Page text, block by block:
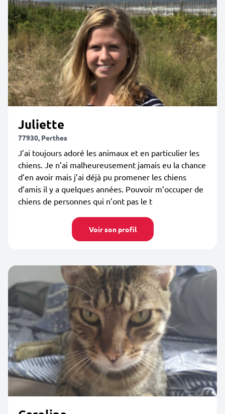
Juliette
77930, Perthes
J’ai toujours adoré les animaux et en particulier les
chiens. Je n’ai malheureusement jamais eu la chance
d’en avoir mais j’ai déjà pu promener les chiens
d’amis il y a quelques années. Pouvoir m’occuper de
chiens de personnes qui n’ont pas le t
Voir son profil